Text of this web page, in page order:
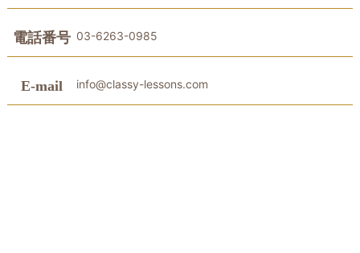
電話番号 03-6263-0985
E-mail info@classy-lessons.com